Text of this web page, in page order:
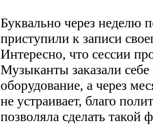
Буквально через неделю
приступили к записи
Интересно, что сессии
Музыканты заказали
оборудование, а через
не устраивает, благо
позволяла сделать такой